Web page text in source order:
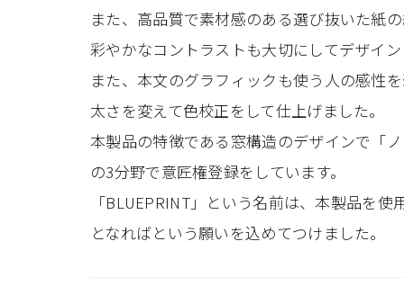
また、高品質で素材感のある選び抜いた紙
彩やかなコントラストも大切にしてデザイ
また、本文のグラフィックも使う人の感性
太さを変えて色校正をして仕上げました。
本製品の特徴である窓構造のデザインで「
の3分野で意匠権登録をしています。
「BLUEPRINT」という名前は、本製品を
となればという願いを込めてつけました。